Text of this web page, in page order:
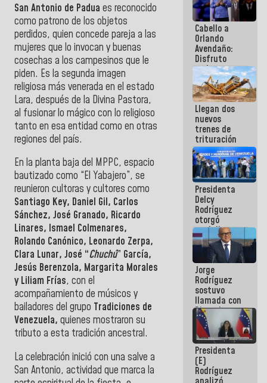
San Antonio de Padua es reconocido
como patrono de los objetos
perdidos, quien concede pareja a las
mujeres que lo invocan y buenas
cosechas a los campesinos que le
piden. Es la segunda imagen
religiosa más venerada en el estado
Lara, después de la Divina Pastora,
al fusionar lo mágico con lo religioso
tanto en esa entidad como en otras
regiones del país.
En la planta baja del MPPC, espacio
bautizado como “El Yabajero”, se
reunieron cultoras y cultores como
Santiago Key, Daniel Gil, ‎Carlos
Sánchez, ‎José Granado, ‎Ricardo
Linares, ‎Ismael Colmenares,
‎Rolando Canónico, ‎Leonardo Zerpa,
‎Clara Lunar, ‎José “Chuchú” García,
Jesús Berenzola, ‎Margarita Morales
y ‎Liliam Frías, con el
acompañamiento de músicos y
bailadores del grupo Tradiciones de
Venezuela, quienes mostraron su
tributo a esta tradición ancestral.
La celebración inició con una salve a
San Antonio, actividad que marca la
Cabello a
Orlando
Avendaño:
Disfruto
cada vez
que escribes
porque lo
que haces
es
embarrarla
Llegan dos
nuevos
trenes de
trituración
para
optimizar
manejo de
escombros
en La Guaira
Presidenta
Delcy
Rodríguez
otorgó
medalla
"Héroe de
Venezuela"
a servidores
públicos
Jorge
Rodríguez
sostuvo
llamada con
Dinorah
Figuera y
acuerdan
primer
encuentro
presencial
para el
Presidenta
(E)
Rodríguez